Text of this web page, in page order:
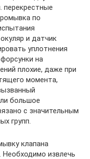
перекрестные
по
и датчик
уплотнения
на
плохие, даже при
момента,
большое
с значительным
групп.
клапана
Необходимо извлечь